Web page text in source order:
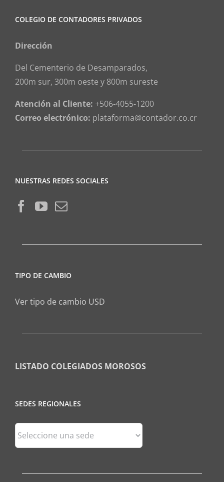
COLEGIO DE CONTADORES PRIVADOS
Dirección
Del Cementerio de Desamparados,
200m sur, 300m oeste y 800m sureste
Atención al Cliente: +506-4055-1200
Correo electrónico: plataforma@contador.co.cr
NUESTRAS REDES SOCIALES
TIPO DE CAMBIO
Ver tipo de cambio USD
LISTADO COLEGIADOS MOROSOS
SEDES REGIONALES
Sedes
Regionales